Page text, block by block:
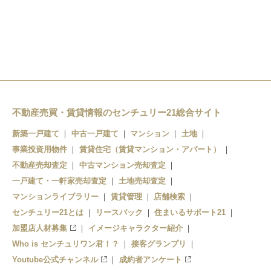
不動産売買・賃貸情報のセンチュリー21総合サイト
新築一戸建て 中古一戸建て マンション
土地
事業投資用物件
賃貸住宅（賃貸マンション・アパート）
不動産売却査定
中古マンション売却査定
一戸建て・一軒家売却査定
土地売却査定
マンションライブラリー
賃貸管理
店舗検索
センチュリー21とは
リースバック
住まいるサポート21
加盟店人材募集
イメージキャラクター紹介
Who is センチュリワン君！？
接客グランプリ
Youtube公式チャンネル
成約者アンケート